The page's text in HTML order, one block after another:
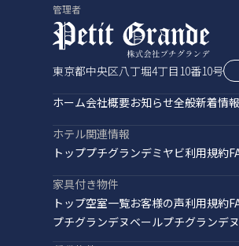
管理者
東京都中央区八丁堀4丁目10番10号
ホーム会社概要お知らせ全般新着情報
ホテル関連情報
トッププチグランデミヤビ利用規約
家具付き物件
トップ空室一覧お客様の声利用規約
プチグランデヌベールプチグランデ